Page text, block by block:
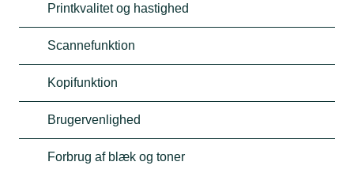
Printkvalitet og hastighed
Scannefunktion
Kopifunktion
Brugervenlighed
Forbrug af blæk og toner